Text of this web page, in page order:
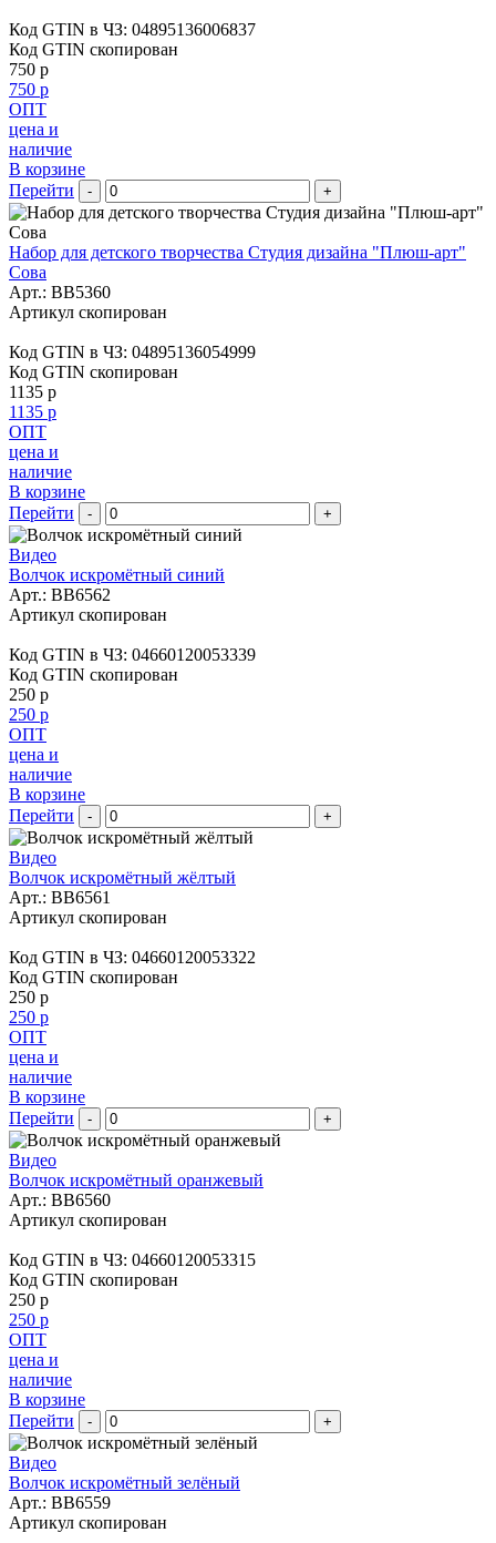
Код GTIN в ЧЗ: 04895136006837
Код GTIN скопирован
750 р
750 р
ОПТ
цена и
наличие
В корзине
Перейти
- +
Набор для детского творчества Студия дизайна "Плюш-арт"
Сова
Арт.: BB5360
Артикул скопирован
Код GTIN в ЧЗ: 04895136054999
Код GTIN скопирован
1135 р
1135 р
ОПТ
цена и
наличие
В корзине
Перейти
- +
Видео
Волчок искромётный синий
Арт.: BB6562
Артикул скопирован
Код GTIN в ЧЗ: 04660120053339
Код GTIN скопирован
250 р
250 р
ОПТ
цена и
наличие
В корзине
Перейти
- +
Видео
Волчок искромётный жёлтый
Арт.: BB6561
Артикул скопирован
Код GTIN в ЧЗ: 04660120053322
Код GTIN скопирован
250 р
250 р
ОПТ
цена и
наличие
В корзине
Перейти
- +
Видео
Волчок искромётный оранжевый
Арт.: BB6560
Артикул скопирован
Код GTIN в ЧЗ: 04660120053315
Код GTIN скопирован
250 р
250 р
ОПТ
цена и
наличие
В корзине
Перейти
- +
Видео
Волчок искромётный зелёный
Арт.: BB6559
Артикул скопирован